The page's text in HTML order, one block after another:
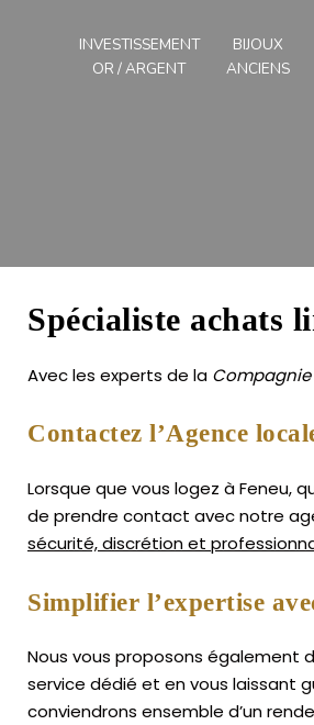
INVESTISSEMENT
OR / ARGENT
BIJOUX
ANCIENS
Spécialiste achats
Avec les experts de la Compagnie
Contactez l’Agence
Lorsque que vous logez à Feneu,
de prendre contact avec notre
sécurité, discrétion et
Simplifier l’expertise
Nous vous proposons également
service dédié et en vous laissant
conviendrons ensemble d’un